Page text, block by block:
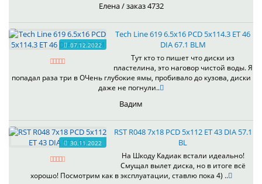
Елена / заказ 4732
07.12.2022
Tech Line 619 6.5x16 PCD 5x114.3 ET 46
DIA 67.1 BLM
Тут кто то пишет что диски из
пластелина, это наговор чистой воды. Я
попадал раза три в ОЧень глубокие ямы, пробивало до кузова, диски
даже не погнули..
Вадим
30.11.2022
RST R048 7x18 PCD 5x112 ET 43 DIA 57.1
BL
На Шкоду Кадиак встали идеально!
Смущал вылет диска, но в итоге всё
хорошо! Посмотрим как в эксплуатации, ставлю пока 4) ..